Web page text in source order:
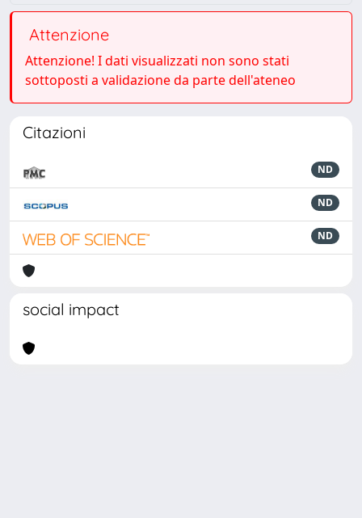
Attenzione
Attenzione! I dati visualizzati non sono stati
sottoposti a validazione da parte dell'ateneo
Citazioni
ND
ND
ND
social impact